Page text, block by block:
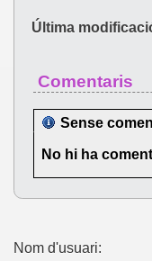
Última
Comentaris
Sense
No hi ha
Nom d'usuari: